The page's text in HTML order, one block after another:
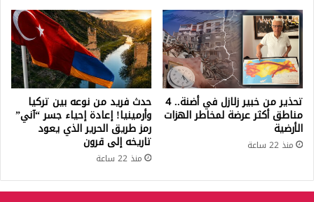
تحذير من خبير زلازل في أضنة.. 4
مناطق أكثر عرضة لمخاطر الهزات
الأرضية
منذ 22 ساعة
حدث فريد من نوعه بين تركيا
وأرمينيا! إعادة إحياء جسر “آني”
رمز طريق الحرير الذي يعود
تاريخه إلى قرون
منذ 22 ساعة